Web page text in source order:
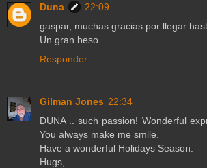
Duna
22:09
gaspar, muchas gracias por llegar
Un gran beso
Responder
Gilman Jones 22:34
DUNA .. such passion! Wonderful
You always make me smile.
Have a wonderful Holidays Season.
Hugs,